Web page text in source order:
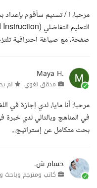
مرحبا، ا / تسنيم سأقوم
صفحة، مع صياغة احترافية
Maya H.
مدقق لغوي لم
مرحبا: أنا مايا، لدي إجازة في
في المناهج وبالتالي لدي
بحث متكامل عن إستراتيج...
حسام ش.
كاتب ومترجم